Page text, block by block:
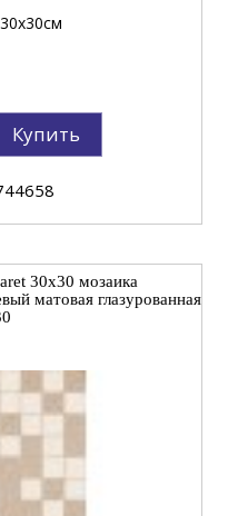
30x30см
Купить
30x30 мозаика
матовая глазурованная